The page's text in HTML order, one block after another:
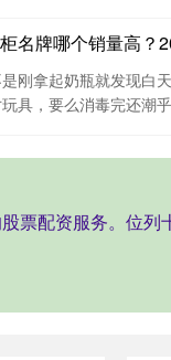
名牌哪个销量高？
刚拿起奶瓶就发现白
具，要么消毒完还潮
票配资服务。位